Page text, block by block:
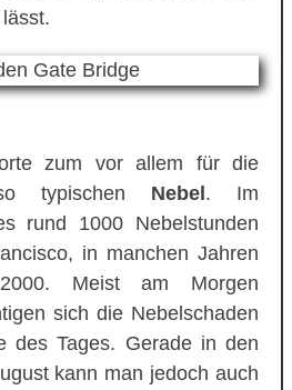
zum vor allem für die
typischen Nebel. Im
rund 1000 Nebelstunden
in manchen Jahren
Meist am Morgen
sich die Nebelschaden
des Tages. Gerade in den
kann man jedoch auch